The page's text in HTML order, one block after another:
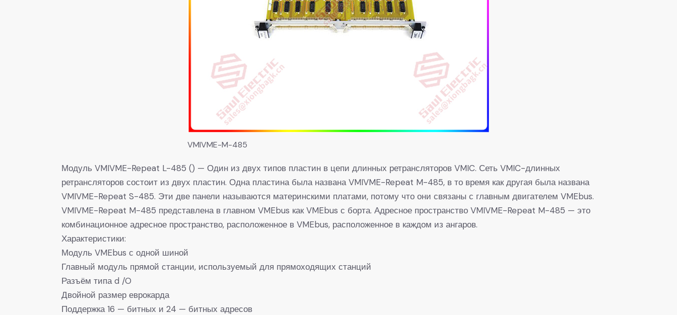
VMIVME-M-485
Модуль VMIVME-Repeat L-485 () — Один из двух типов пластин в цепи длинных ретрансляторов VMIC. Сеть VMIC-длинных
ретрансляторов состоит из двух пластин. Одна пластина была названа VMIVME-Repeat M-485, в то время как другая была названа
VMIVME-Repeat S-485. Эти две панели называются материнскими платами, потому что они связаны с главным двигателем VMEbus.
VMIVME-Repeat M-485 представлена в главном VMEbus как VMEbus с борта. Адресное пространство VMIVME-Repeat M-485 — это
комбинационное адресное пространство, расположенное в VMEbus, расположенное в каждом из ангаров.
Характеристики:
Модуль VMEbus с одной шиной
Главный модуль прямой станции, используемый для прямоходящих станций
Разъём типа d /O
Двойной размер еврокарда
Поддержка 16 — битных и 24 — битных адресов